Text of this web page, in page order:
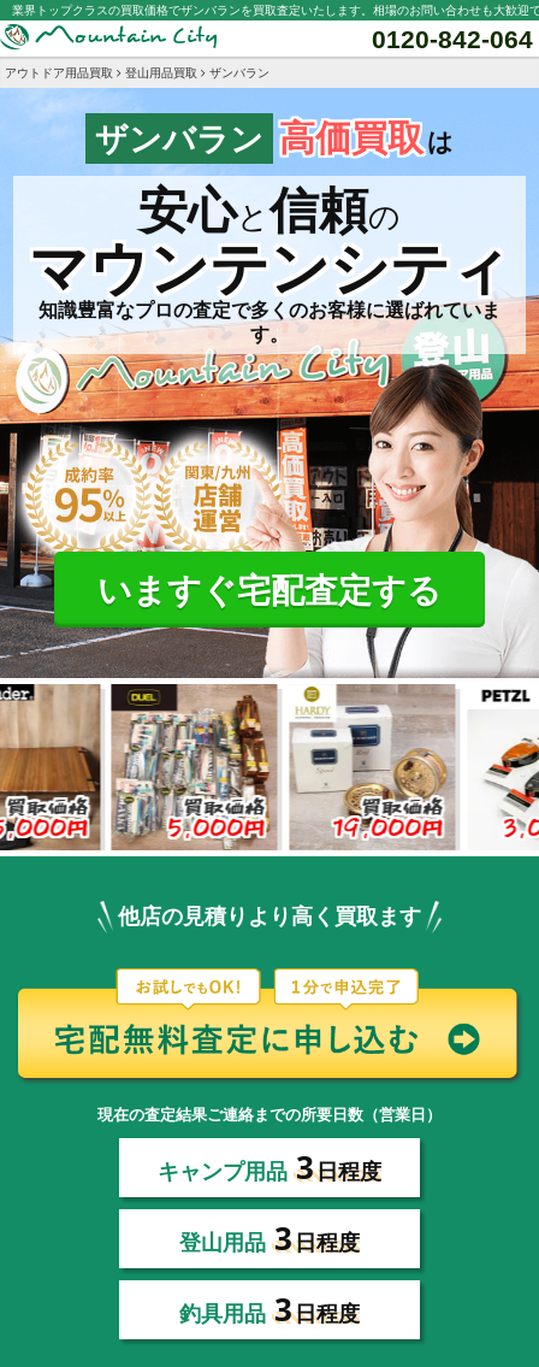
業界トップクラスの買取価格でザンバランを買取査定いたします。相場のお問い合わせも大歓迎
0120-842-064
アウトドア用品買取 登山用品買取 ザンバラン
ザンバラン 高価買取は
安心と信頼の
マウンテンシティ
知識豊富なプロの査定で多くのお客様に選ばれていま
す。
いますぐ宅配査定する
格 買取価格
5,000円
買取価格
19,000円
買取
3,000
他店の見積りより高く買取ます
現在の査定結果ご連絡までの所要日数（営業日）
キャンプ用品 3日程度
登山用品 3日程度
釣具用品 3日程度